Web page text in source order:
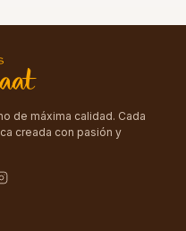
de máxima calidad. Cada
creada con pasión y